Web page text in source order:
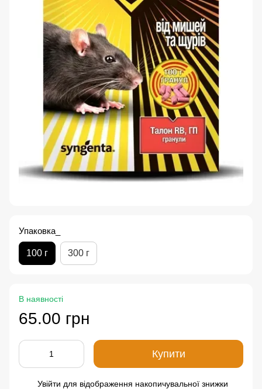
Упаковка_
100 г 300 г
В наявності
65.00 грн
Купити
Увійти для відображення накопичувальної знижки